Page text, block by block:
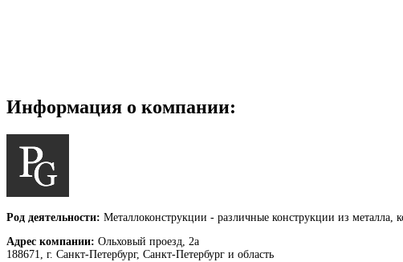
Информация о компании:
Род деятельности: Металлоконструкции - различные конструкции из
Адрес компании: Ольховый проезд, 2а
188671, г. Санкт-Петербург, Санкт-Петербург и область